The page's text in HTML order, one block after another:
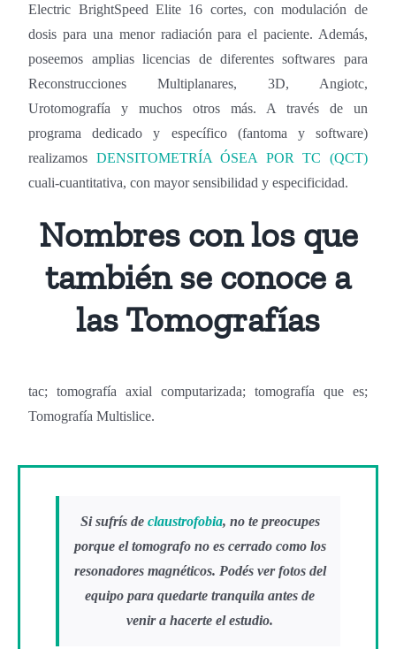
Electric BrightSpeed Elite 16 cortes, con modulación de
dosis para una menor radiación para el paciente. Además,
poseemos amplias licencias de diferentes softwares para
Reconstrucciones Multiplanares, 3D, Angiotc,
Urotomografía y muchos otros más. A través de un
programa dedicado y específico (fantoma y software)
realizamos DENSITOMETRÍA ÓSEA POR TC (QCT)
cuali-cuantitativa, con mayor sensibilidad y especificidad.
Nombres con los que
también se conoce a
las Tomografías
tac; tomografía axial computarizada; tomografía que es;
Tomografía Multislice.
Si sufrís de claustrofobia, no te preocupes
porque el tomografo no es cerrado como los
resonadores magnéticos. Podés ver fotos del
equipo para quedarte tranquila antes de
venir a hacerte el estudio.